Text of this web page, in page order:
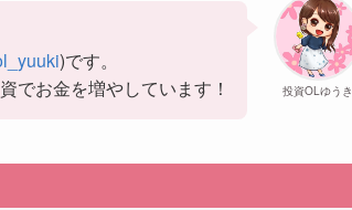
投資OLゆうき
)です。
でお金を増やしています！